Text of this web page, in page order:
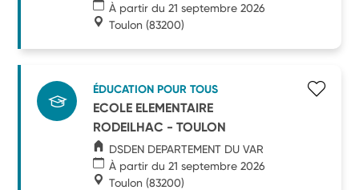
À partir du 21 septembre 2026
Toulon (83200)
ÉDUCATION POUR TOUS
ECOLE ELEMENTAIRE
RODEILHAC - TOULON
DSDEN DEPARTEMENT DU VAR
À partir du 21 septembre 2026
Toulon (83200)